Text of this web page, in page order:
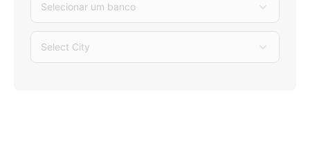
Selecionar um banco
Select City